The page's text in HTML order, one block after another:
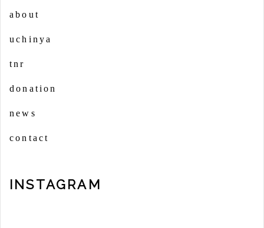
about
uchinya
tnr
donation
news
contact
INSTAGRAM